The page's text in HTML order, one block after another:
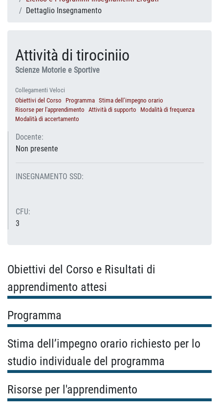
Dettaglio Insegnamento
Attività di tirociniio
Scienze Motorie e Sportive
Collegamenti Veloci
Obiettivi del Corso
Programma Stima dell’impegno orario
Risorse per l'apprendimento Attività di supporto
Modalità di frequenza
Modalità di accertamento
Docente:
Non presente
INSEGNAMENTO SSD:
CFU:
3
Obiettivi del Corso e Risultati di
apprendimento attesi
Programma
Stima dell’impegno orario richiesto per lo
studio individuale del programma
Risorse per l'apprendimento